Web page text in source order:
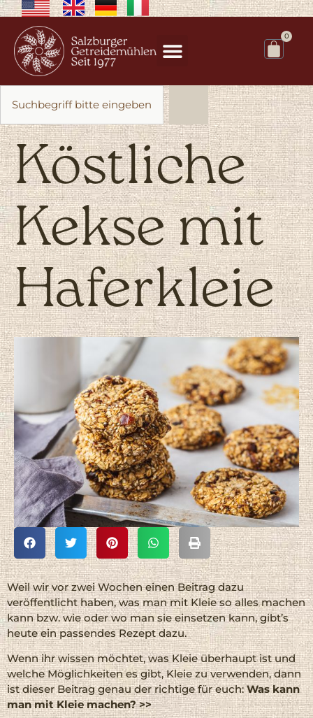
0
Köstliche
Kekse mit
Haferkleie
Weil wir vor zwei Wochen einen Beitrag dazu
veröffentlicht haben, was man mit Kleie so alles machen
kann bzw. wie oder wo man sie einsetzen kann, gibt’s
heute ein passendes Rezept dazu.
Wenn ihr wissen möchtet, was Kleie überhaupt ist und
welche Möglichkeiten es gibt, Kleie zu verwenden, dann
ist dieser Beitrag genau der richtige für euch:Was kann
man mit Kleie machen? >>